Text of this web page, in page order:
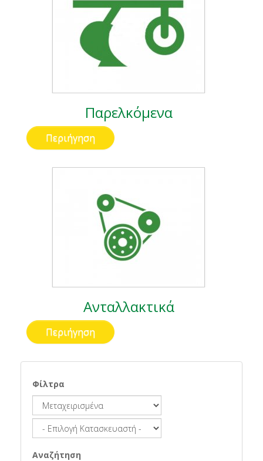
Παρελκόμενα
Περιήγηση
Ανταλλακτικά
Περιήγηση
Φίλτρα
Αναζήτηση